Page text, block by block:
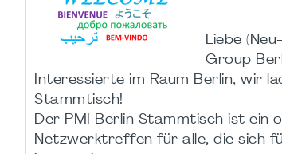
Liebe
Group
Interessierte im Raum Berlin, wir
Stammtisch!
Der PMI Berlin Stammtisch ist ein
Netzwerktreffen für alle, die sich